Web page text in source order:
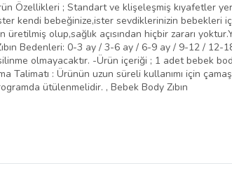
Özellikleri ; Standart ve klişeleşmiş kıyafetler
kendi bebeğinize,ister sevdiklerinizin
üretilmiş olup,sağlık açısından hiçbir zararı
Bedenleri: 0-3 ay / 3-6 ay / 6-9 ay / 9-12 / 12-
olmayacaktır. -Ürün içeriği ; 1 adet bebek
: Ürünün uzun süreli kullanımı için
ütülenmelidir. , Bebek Body Zıbın